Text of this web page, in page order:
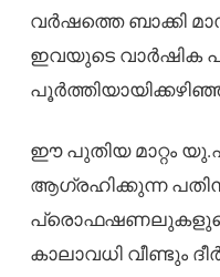
വർഷത്തെ ബാക്കി
ഇവയുടെ വാർഷിക
ഈ പുതിയ മാറ്റം
ആഗ്രഹിക്കുന്ന
പ്രൊഫഷണലുകളുടെ
കാലാവധി വീണ്ടും